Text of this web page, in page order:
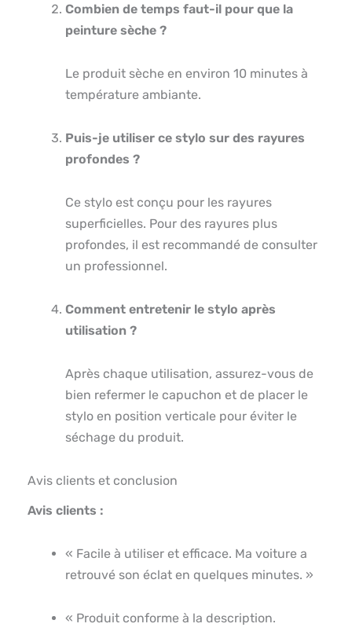
Combien de temps faut-il pour que la
peinture sèche ?
Le produit sèche en environ 10 minutes à
température ambiante.
Puis-je utiliser ce stylo sur des rayures
profondes ?
Ce stylo est conçu pour les rayures
superficielles. Pour des rayures plus
profondes, il est recommandé de consulter
un professionnel.
Comment entretenir le stylo après
utilisation ?
Après chaque utilisation, assurez-vous de
bien refermer le capuchon et de placer le
stylo en position verticale pour éviter le
séchage du produit.
Avis clients et conclusion
Avis clients :
« Facile à utiliser et efficace. Ma voiture a
retrouvé son éclat en quelques minutes. »
« Produit conforme à la description.